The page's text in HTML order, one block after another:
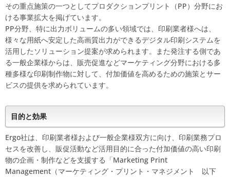
その重点施策の一つとしてプロダクションプリント（PP）分野にお
ける事業拡大を掲げています。
PP分野、特に出力ボリュームの多い領域では、印刷業者様へは、
様々な用紙へ安定した高画質出力ができるデジタル印刷システムを
活用したソリューション提案が求められます。また発注する側であ
る一般企業様からは、販売促進などマーケティング分野における多
種多様な印刷制作物に対して、付加価値を高めるための施策とサー
ビスの提供を求められています。
目的と効果
Ergo社は、印刷業者様および一般企業様双方に向け、印刷業務プロ
セスを改善し、販促活動など活用目的に合った付加価値の高い印刷
物の企画・制作などを支援する「Marketing Print
Management（マーケティング・プリント・マネジメント 以下